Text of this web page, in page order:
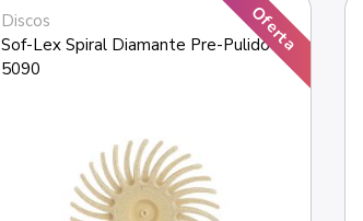
Oferta
Discos
Sof-Lex Spiral Diamante Pre-Pulido
5090